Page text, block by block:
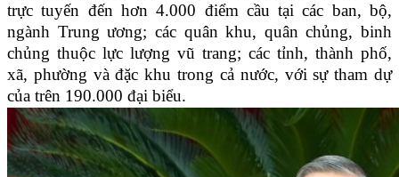
trực tuyến đến hơn 4.000 điểm cầu tại các ban, bộ,
ngành Trung ương; các quân khu, quân chủng, binh
chủng thuộc lực lượng vũ trang; các tỉnh, thành phố,
xã, phường và đặc khu trong cả nước, với sự tham dự
của trên 190.000 đại biểu.